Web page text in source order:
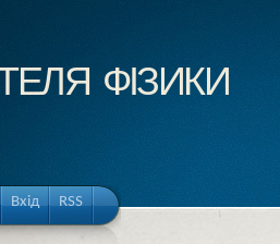
фізики
Вхід RSS